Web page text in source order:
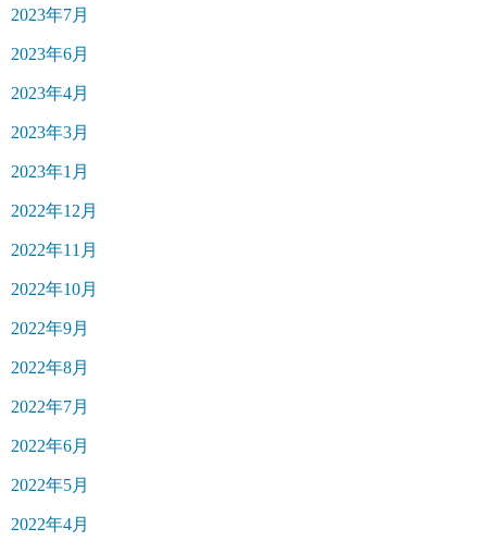
2023年7月
2023年6月
2023年4月
2023年3月
2023年1月
2022年12月
2022年11月
2022年10月
2022年9月
2022年8月
2022年7月
2022年6月
2022年5月
2022年4月